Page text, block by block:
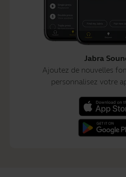
Jabra
Ajoutez de nouvelles
personnalisez votre